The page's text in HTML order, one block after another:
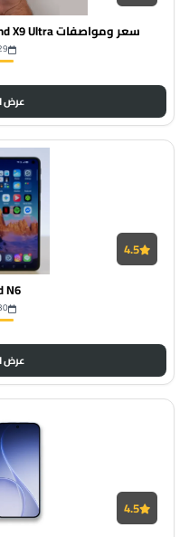
سعر ومواصفات OPPO Find X9 Ultra تصوير اوبو فايند x9 الترا
عرض
4.5
N6
عرض
4.5